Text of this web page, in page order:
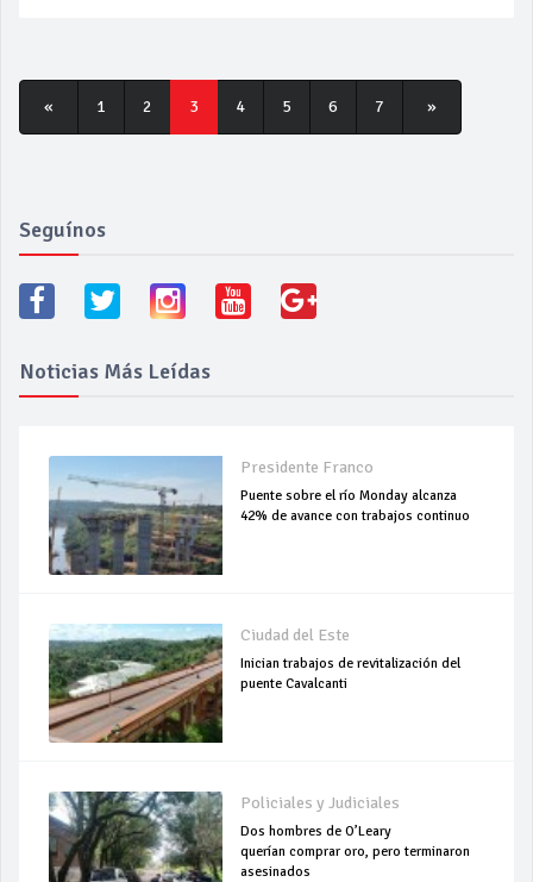
« 1 2 3 4 5 6 7 »
Seguínos
Noticias Más Leídas
Presidente Franco
Puente sobre el río Monday alcanza
42% de avance con trabajos continuo
Ciudad del Este
Inician trabajos de revitalización del
puente Cavalcanti
Policiales y Judiciales
Dos hombres de O’Leary
querían comprar oro, pero terminaron
asesinados